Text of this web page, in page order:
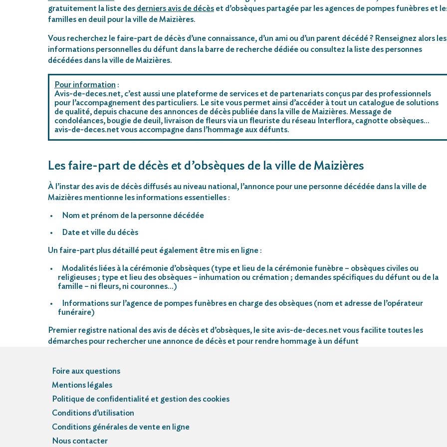
gratuitement la liste des derniers avis de décès et d’obsèques partagée par les agences de pompes funèbres et
familles en deuil pour la ville de Maizières.
Vous recherchez le faire-part de décès d’une connaissance, d’un ami ou d’un parent décédé ? Renseignez alors les
informations personnelles du défunt dans la barre de recherche dédiée ou consultez la liste des personnes
décédées dans la ville de Maizières.
Pour information :
Avis-de-deces.net, c’est aussi une plateforme de services et de partenariats conçus par des professionnels
pour l’accompagnement des particuliers. Le site vous permet ainsi d’accéder à tout un catalogue de solutions
de qualité, depuis chacune des annonces de décès publiée dans la ville de Maizières. Message de
condoléances, bougie de deuil, livraison de fleurs via un fleuriste du réseau Interflora, cagnotte obsèques…
avis-de-deces.net vous accompagne dans l’hommage aux défunts.
Les faire-part de décès et d’obsèques de la ville de Maizières
À l’instar des avis de décès diffusés au niveau national, l’annonce pour une personne décédée dans la ville de
Maizières mentionne les informations essentielles :
Nom et prénom de la personne décédée
Date et ville du décès
Un faire-part plus détaillé peut également être mis en ligne :
Modalités liées à la cérémonie d’obsèques (type et lieu de la cérémonie funèbre – obsèques civiles ou
religieuses ; type et lieu des obsèques – inhumation ou crémation ; demandes spécifiques du défunt ou de la
famille – ni fleurs, ni couronnes…)
Informations sur l’agence de pompes funèbres en charge des obsèques (nom et adresse de l’opérateur
funéraire)
Premier registre national des avis de décès et d’obsèques, le site avis-de-deces.net vous facilite toutes les
démarches pour rechercher une annonce de décès et pour rendre hommage à un défunt
Foire aux questions
Mentions légales
Politique de confidentialité et gestion des cookies
Conditions d’utilisation
Conditions générales de vente en ligne
Nous contacter